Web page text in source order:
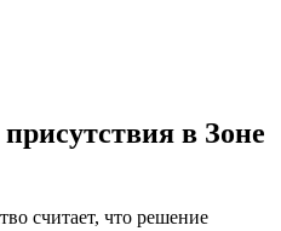
в Зоне
считает, что решение